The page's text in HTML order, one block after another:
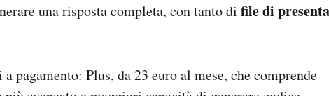
una risposta completa, con tanto di file di
pagamento: Plus, da 23 euro al mese, che comprende